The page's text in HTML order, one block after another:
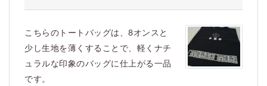
こちらのトートバッグは、8オンスと
少し生地を薄くすることで、軽くナチ
ュラルな印象のバッグに仕上がる一品
です。